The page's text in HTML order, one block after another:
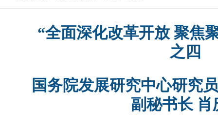
“全面深化改革开放 聚焦
之四
国务院发展研究中心研究
副秘书长 肖